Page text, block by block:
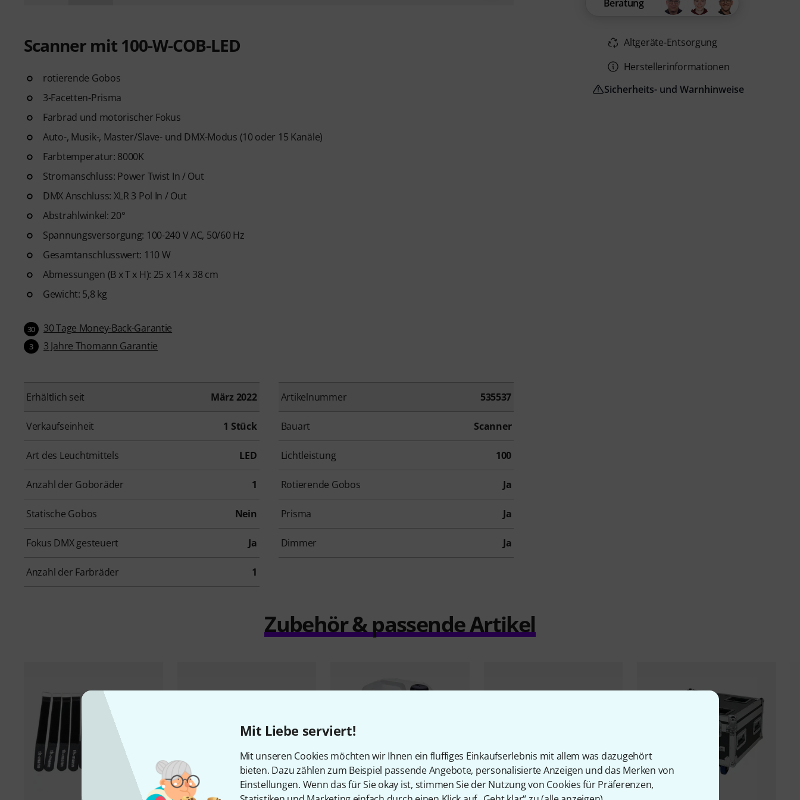
Mit Liebe serviert!
Mit unseren Cookies möchten wir Ihnen ein fluffiges Einkaufserlebnis mit allem was dazugehört
bieten. Dazu zählen zum Beispiel passende Angebote, personalisierte Anzeigen und das Merken von
Einstellungen. Wenn das für Sie okay ist, stimmen Sie der Nutzung von Cookies für Präferenzen,
Scanner mit 100-W-COB-LED
rotierende Gobos
3-Facetten-Prisma
Farbrad und motorischer Fokus
Auto-, Musik-, Master/Slave- und DMX-Modus (10 oder 15 Kanäle)
Farbtemperatur: 8000K
Stromanschluss: Power Twist In / Out
DMX Anschluss: XLR 3 Pol In / Out
Abstrahlwinkel: 20°
Spannungsversorgung: 100-240 V AC, 50/60 Hz
Gesamtanschlusswert: 110 W
Abmessungen (B x T x H): 25 x 14 x 38 cm
Gewicht: 5,8 kg
30 30 Tage Money-Back-Garantie
3 3 Jahre Thomann Garantie
Erhältlich seit März 2022 Artikelnummer 535537
Verkaufseinheit 1 Stück Bauart Scanner
Art des Leuchtmittels LED Lichtleistung 100
Anzahl der Goboräder 1 Rotierende Gobos Ja
Statische Gobos Nein Prisma Ja
Fokus DMX gesteuert Ja Dimmer Ja
Anzahl der Farbräder 1
Beratung
Altgeräte-Entsorgung
Herstellerinformationen
Sicherheits- und Warnhinweise
Zubehör & passende Artikel